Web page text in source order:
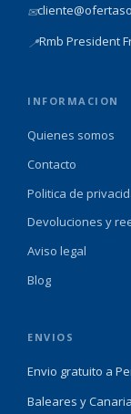
✉
📍Rmb President
INFORMACION
Quienes somos
Contacto
Politica de
Devoluciones y
Aviso legal
Blog
ENVIOS
Envio gratuito a
Baleares y